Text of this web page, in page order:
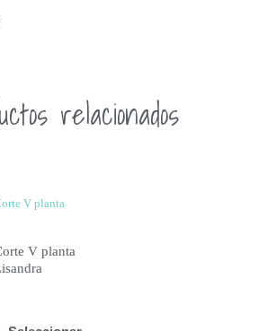
relacionados
V planta